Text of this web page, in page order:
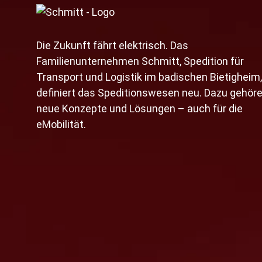
Die Zukunft fährt elektrisch. Das
Familienunternehmen Schmitt, Spedition für
Transport und Logistik im badischen Bietigheim,
definiert das Speditionswesen neu. Dazu
neue Konzepte und Lösungen – auch für die
eMobilität.